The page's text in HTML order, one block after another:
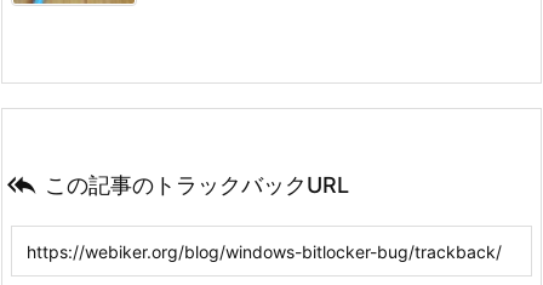
 この記事のトラックバックURL